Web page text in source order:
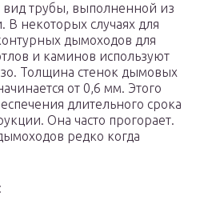
трубы, выполненной из
некоторых случаях для
дымоходов для
и каминов используют
Толщина стенок дымовых
от 0,6 мм. Этого
длительного срока
Она часто прогорает.
редко когда